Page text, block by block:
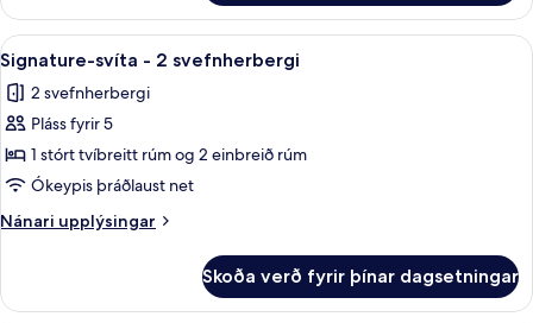
Deluxe
Room
King
Skoða
allar
myndir
fyrir
Signature-
svíta
-
2
Signature-svíta - 2 svefnherbergi |
8
Signature-svíta - 2 svefnherbergi
2 svefnherbergi
Pláss fyrir 5
1 stórt tvíbreitt rúm og 2 einbreið rúm
Ókeypis þráðlaust net
Nánari upplýsingar
Nánari
svíta
Skoða verð fyrir þínar dagsetningar